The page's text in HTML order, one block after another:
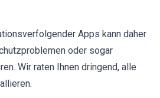
Apps kann daher
oder sogar
Wir raten Ihnen dringend, alle